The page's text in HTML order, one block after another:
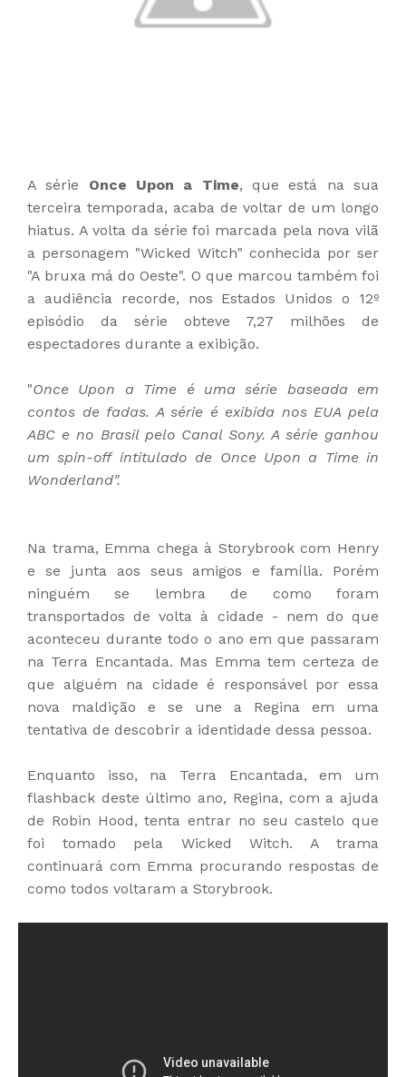
A série Once Upon a Time, que está na sua
terceira temporada, acaba de voltar de um longo
hiatus. A volta da série foi marcada pela nova vilã
a personagem "Wicked Witch" conhecida por ser
"A bruxa má do Oeste". O que marcou também foi
a audiência recorde, nos Estados Unidos o 12º
episódio da série obteve 7,27 milhões de
espectadores durante a exibição.
"Once Upon a Time é uma série baseada em
contos de fadas. A série é exibida nos EUA pela
ABC e no Brasil pelo Canal Sony. A série ganhou
um spin-off intitulado de Once Upon a Time in
Wonderland".
Na trama, Emma chega à Storybrook com Henry
e se junta aos seus amigos e família. Porém
ninguém se lembra de como foram
transportados de volta à cidade - nem do que
aconteceu durante todo o ano em que passaram
na Terra Encantada. Mas Emma tem certeza de
que alguém na cidade é responsável por essa
nova maldição e se une a Regina em uma
tentativa de descobrir a identidade dessa pessoa.
Enquanto isso, na Terra Encantada, em um
flashback deste último ano, Regina, com a ajuda
de Robin Hood, tenta entrar no seu castelo que
foi tomado pela Wicked Witch. A trama
continuará com Emma procurando respostas de
como todos voltaram a Storybrook.